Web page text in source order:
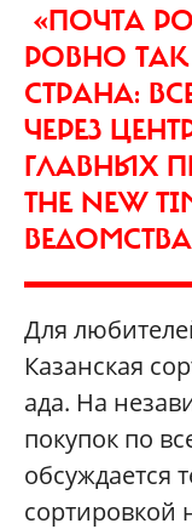
«ПОЧТА
РОВНО
СТРАНА:
ЧЕРЕЗ
ГЛАВНЫХ
THE NEW
ВЕДОМСТВА
Для
Казанская
ада. На
покупок по
обсуждается
сортировкой